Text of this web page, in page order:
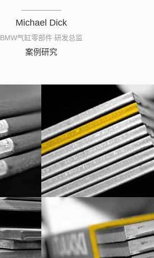
Michael Dick
BMW气缸零部件 研发总监
案例研究